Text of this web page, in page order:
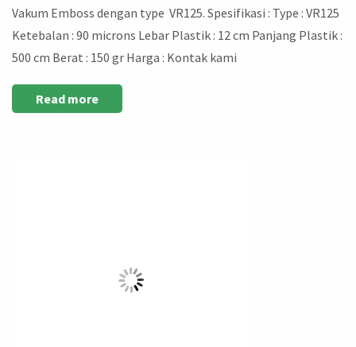
Vakum Emboss dengan type VR125. Spesifikasi : Type : VR125
Ketebalan : 90 microns Lebar Plastik : 12 cm Panjang Plastik :
500 cm Berat : 150 gr Harga : Kontak kami
Read more